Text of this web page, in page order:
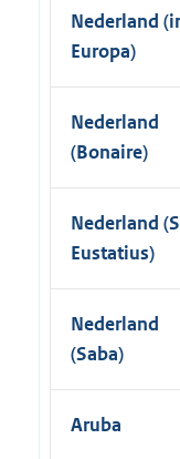
Nederland
Europa)
Nederland
(Bonaire)
Nederland
Eustatius)
Nederland
(Saba)
Aruba